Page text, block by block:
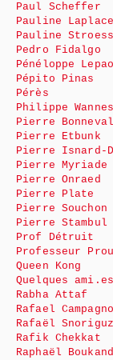
Paul Scheffer
Pauline Laplace
Pauline
Pedro Fidalgo
Pénéloppe
Pépito Pinas
Pérès
Philippe
Pierre
Pierre Etbunk
Pierre Isnard-
Pierre Myriade
Pierre Onraed
Pierre Plate
Pierre Souchon
Pierre Stambul
Prof Détruit
Professeur
Queen Kong
Quelques
Rabha Attaf
Rafael
Rafaël
Rafik Chekkat
Raphaël